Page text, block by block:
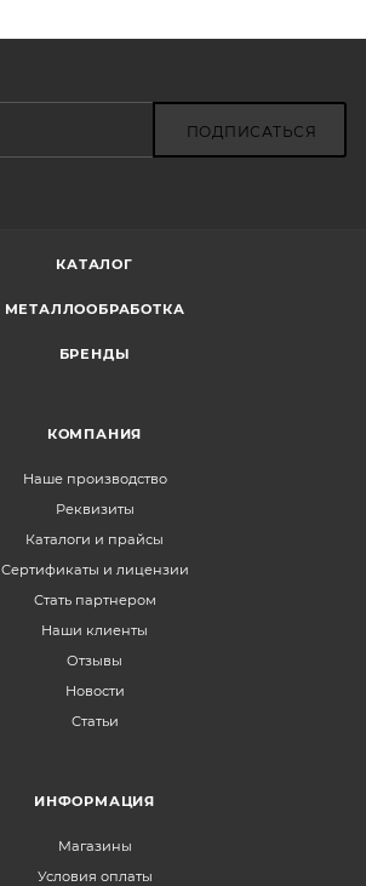
ПОДПИСАТЬСЯ
КАТАЛОГ
МЕТАЛЛООБРАБОТКА
БРЕНДЫ
КОМПАНИЯ
Наше производство
Реквизиты
Каталоги и прайсы
Сертификаты и лицензии
Стать партнером
Наши клиенты
Отзывы
Новости
Статьи
ИНФОРМАЦИЯ
Магазины
Условия оплаты